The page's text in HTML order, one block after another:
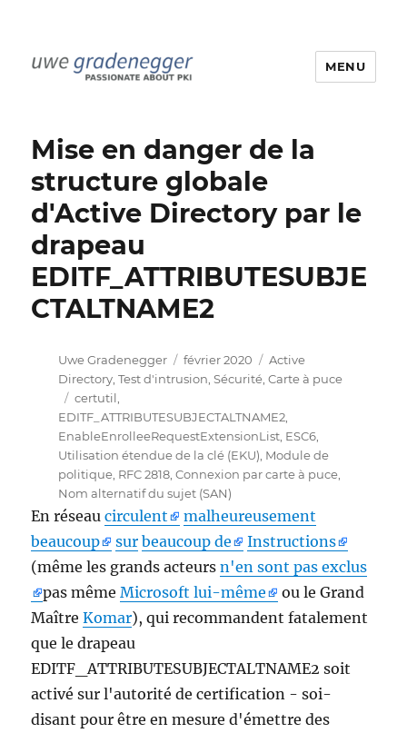
MENU
Mise en danger de la
structure globale
d'Active Directory par le
drapeau
EDITF_ATTRIBUTESUBJE
CTALTNAME2
Auteur
Uwe Gradenegger
Publié
le
février 2020 Catégories
Active
Directory, Test d'intrusion Sécurité, Carte à puce
Étiquettes
certutil
EDITF_ATTRIBUTESUBJECTALTNAME2,
EnableEnrolleeRequestExtensionList, ESC6,
Utilisation étendue de la clé (EKU) Module de
politique, RFC 2818, Connexion par carte à puce,
Nom alternatif du sujet (SAN)
En réseaucirculent
malheureusement
beaucoup
sur beaucoup de
Instructions
(même les grands acteursn'en sont pas exclus
pas mêmeMicrosoft lui-même
ou le Grand
MaîtreKomar), qui recommandent fatalement
que le drapeau
EDITF_ATTRIBUTESUBJECTALTNAME2 soit
activé sur l'autorité de certification - soi-
disant pour être en mesure d'émettre des